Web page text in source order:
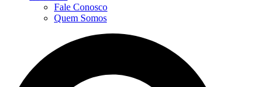
Fale Conosco
Quem Somos